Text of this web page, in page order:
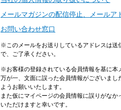
メールマガジンの配信停止、メールア
お問い合わせ窓口
※このメールをお送りしているアドレスは送
で、ご了承ください。
※お客様の登録されている会員情報を基に本
万が一、文面に誤った会員情報がございま
ようお願いいたします。
また仮にマイページの会員情報に誤りがな
いただけますと幸いです。